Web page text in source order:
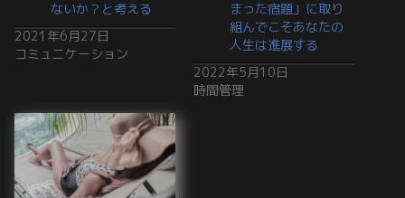
ないか？と考える
2021年6月27日
コミュニケーション
まった宿題」に取り
組んでこそあなたの
人生は進展する
2022年5月10日
時間管理